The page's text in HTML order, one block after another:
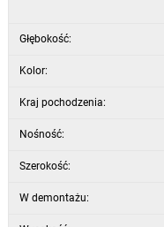
Głębokość:
Kolor:
Kraj pochodzenia:
Nośność:
Szerokość:
W demontażu: